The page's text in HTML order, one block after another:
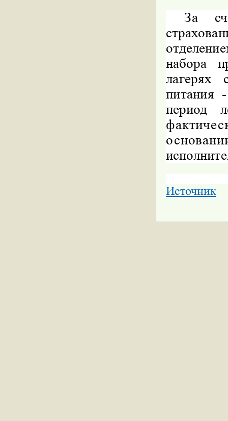
За
набора
лагерях
период
Источник